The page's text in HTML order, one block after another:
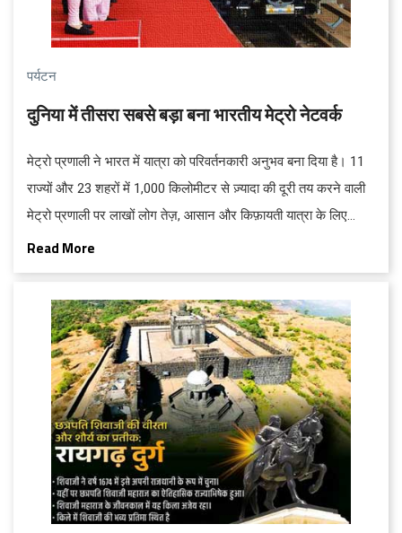
पर्यटन
दुनिया में तीसरा सबसे बड़ा बना भारतीय मेट्रो नेटवर्क
मेट्रो प्रणाली ने भारत में यात्रा को परिवर्तनकारी अनुभव बना दिया है। 11
राज्यों और 23 शहरों में 1,000 किलोमीटर से ज़्यादा की दूरी तय करने वाली
मेट्रो प्रणाली पर लाखों लोग तेज़, आसान और किफ़ायती यात्रा के लिए
भरोसा करते हैं। इस वृद्धि के साथ, भारत दुनिया में तीसरा सबसे बड़ा मेट्रो
नेटवर्क बन गया है। मेट्रो सिर्फ़ घूमने-फिरने का ज़रिया नहीं है - यह शहरों में
हमारे रहने और आने-जाने का तरीका बदल रही है...
Read More